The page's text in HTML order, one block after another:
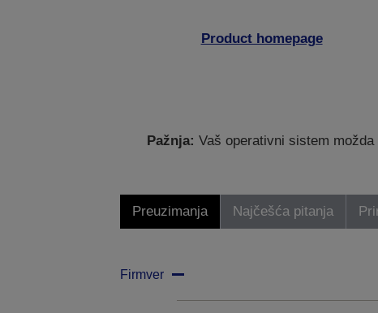
Product homepage
Pažnja: Vaš operativni sistem
Preuzimanja Najčešća pitanja
Firmver